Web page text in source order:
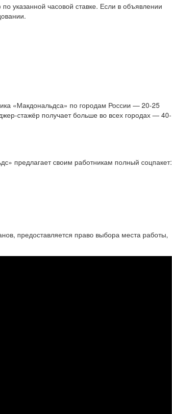
указанной часовой ставке. Если в объявлении
«Макдональдса» по городам России — 20-25
стажёр получает больше во всех городах — 40-
предлагает своим работникам полный соцпакет:
предоставляется право выбора места работы,